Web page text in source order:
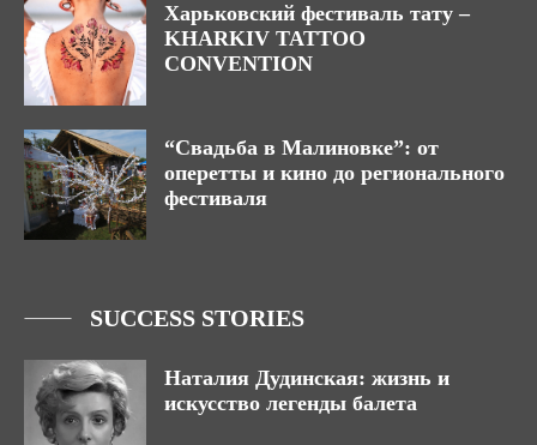
Харьковский фестиваль тату –
KHARKIV TATTOO
CONVENTION
“Свадьба в Малиновке”: от
оперетты и кино до регионального
фестиваля
SUCCESS STORIES
Наталия Дудинская: жизнь и
искусство легенды балета